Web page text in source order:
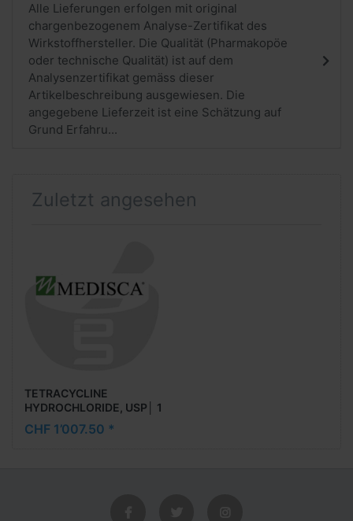
Alle Lieferungen erfolgen mit original
chargenbezogenem Analyse-Zertifikat des
Wirkstoffhersteller. Die Qualität (Pharmakopöe
oder technische Qualität) ist auf dem
Analysenzertifikat gemäss dieser
Artikelbeschreibung ausgewiesen. Die
angegebene Lieferzeit ist eine Schätzung auf
Grund Erfahru...
Zuletzt angesehen
TETRACYCLINE
HYDROCHLORIDE, USP│ 1
Kg
CHF 1’007.50 *